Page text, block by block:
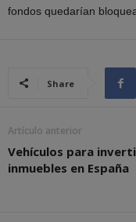
fondos quedarían
Share
Artículo anterior
Vehículos para
inmuebles en España